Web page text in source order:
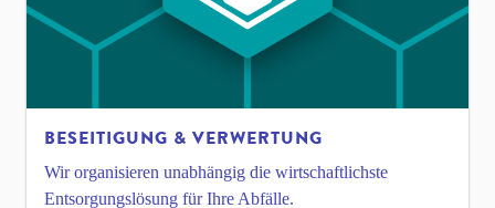
BESEITIGUNG & VERWERTUNG
Wir organisieren unabhängig die wirtschaftlichste
Entsorgungslösung für Ihre Abfälle.